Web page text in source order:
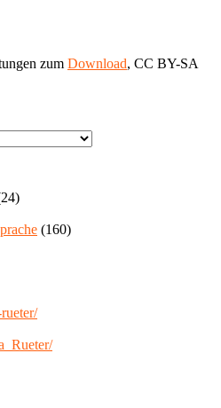
zum Download, CC BY-SA
(160)